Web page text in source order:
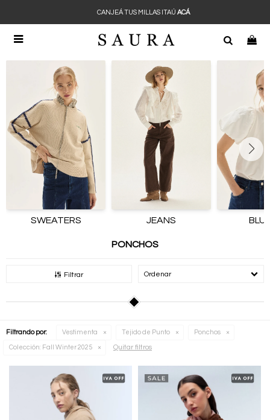

CANJEÁ TUS MILLAS ITAÚACÁ
SWEATERS JEANS
PONCHOS
Filtrar Recomendados
Filtrando por: Vestimenta Tejido de Punto Ponchos
Colección: Fall Winter 2025 Quitar filtros